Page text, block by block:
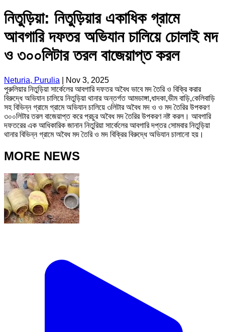
নিতুড়িয়া: নিতুড়িয়ার একাধিক গ্রামে
আবগারি দফতর অভিযান চালিয়ে চোলাই মদ
ও ৩০০লিটার তরল বাজেয়াপ্ত করল
Neturia, Purulia
Nov 3, 2025
পুরুলিয়ার নিতুড়িয়া সার্কেলের আবগারি দফতর অবৈধ ভাবে মদ তৈরি ও বিক্রি করার
বিরুদ্ধে অভিযান চালিয়ে নিতুড়িয়া থানার অন্তর্গত আমডাঙ্গা,ধাদকা,ভীম বাড়ি,কেলিবাড়ি
সহ বিভিন্ন গ্রামে গ্রামে অভিযান চালিয়ে ৩লিটার অবৈধ মদ ও ও মদ তৈরির উপকরণ
৩০০লিটার তরল বাজেয়াপ্ত করে প্রচুর অবৈধ মদ তৈরির উপকরণ নষ্ট করল। আবগারি
দফতরের এক আধিকারিক জানান নিতুরিয়া সার্কেলের আবগারি দপ্তর সোমবার নিতুড়িয়া
থানার বিভিন্ন গ্রামে অবৈধ মদ তৈরি ও মদ বিক্রির বিরুদ্ধে অভিযান চালানো হয়।
MORE NEWS